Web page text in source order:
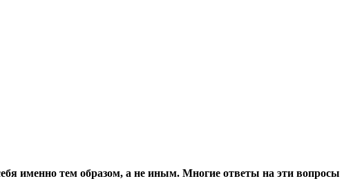
именно тем образом, а не иным. Многие ответы на эти вопросы